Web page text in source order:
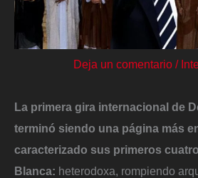
Deja un comentario /
La primera gira internacional de
terminó siendo una página más
caracterizado sus primeros
Blanca: heterodoxa, rompiendo